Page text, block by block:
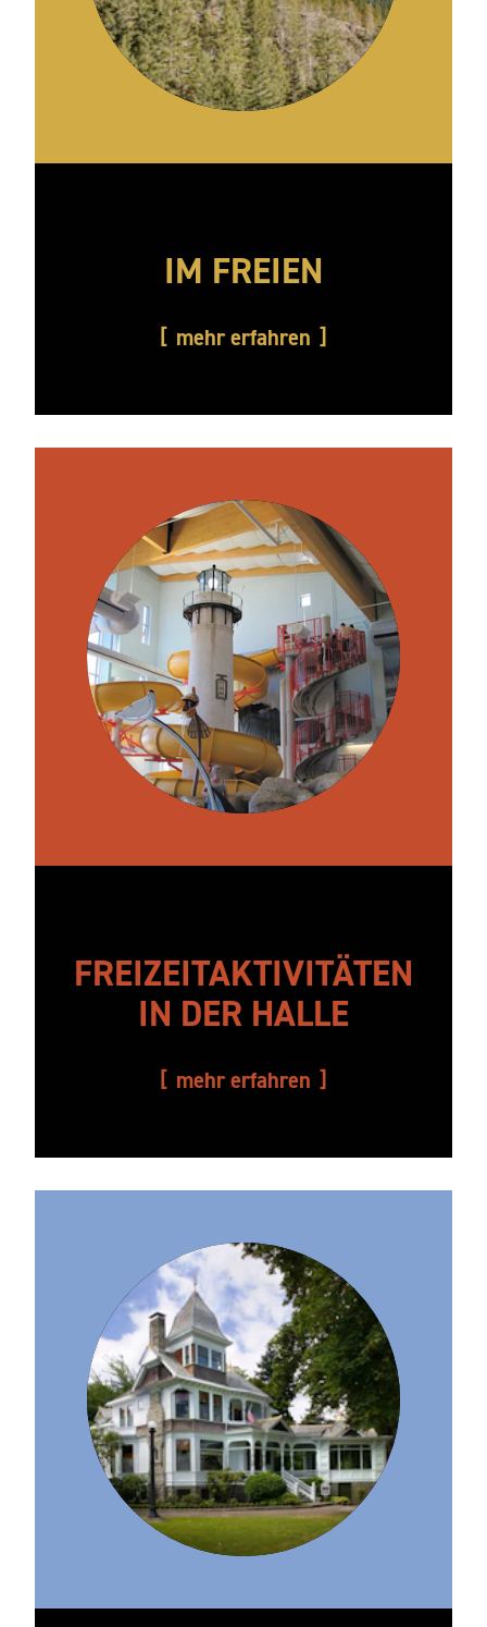
IM FREIEN
mehr erfahren
FREIZEITAKTIVITÄTEN
IN DER HALLE
mehr erfahren